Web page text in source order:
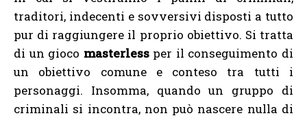
traditori, indecenti e sovversivi disposti a tutto
pur di raggiungere il proprio obiettivo. Si tratta
di un gioco masterlessper il conseguimento di
un obiettivo comune e conteso tra tutti i
personaggi. Insomma, quando un gruppo di
criminali si incontra, non può nascere nulla di